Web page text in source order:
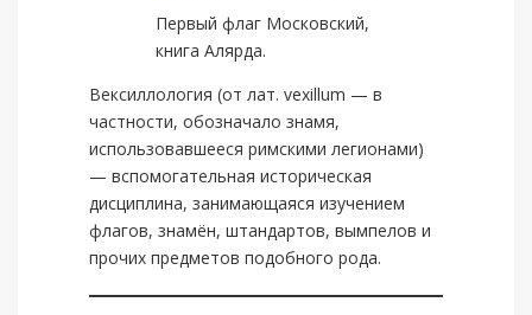
Первый флаг Московский,
книга Алярда.
Вексиллология (от лат. vexillum — в
частности, обозначало знамя,
использовавшееся римскими легионами)
— вспомогательная историческая
дисциплина, занимающаяся изучением
флагов, знамён, штандартов, вымпелов и
прочих предметов подобного рода.